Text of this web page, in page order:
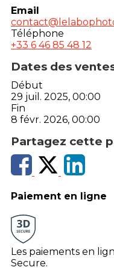
Email
Téléphone
+33 6 46 85 48 12
Dates des
Début
29 juil. 2025, 00:00
Fin
8 févr. 2026, 00:00
Partagez cette
Paiement en ligne
Les paiements en
Secure.